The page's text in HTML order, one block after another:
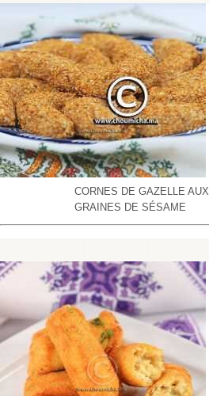
CORNES DE GAZELLE AUX
GRAINES DE SÉSAME